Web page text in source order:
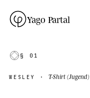
Yago Partal
§ 01
WESLEY ·T-Shirt (Jugend)